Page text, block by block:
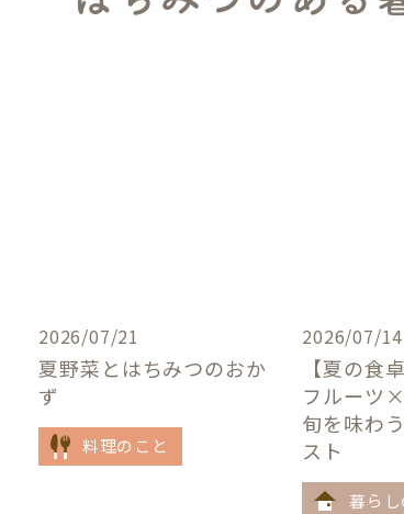
2026/07/21
夏野菜とはちみつのおか
ず
料理のこと
2026/07/14
【夏の食
フルーツ
旬を味わ
スト
暮ら